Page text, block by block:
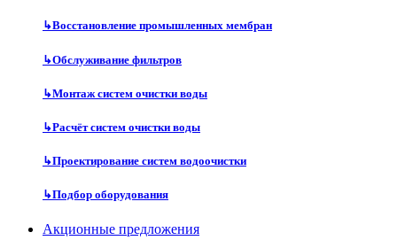
↳Восстановление промышленных мембран
↳Обслуживание фильтров
↳Монтаж систем очистки воды
↳Расчёт систем очистки воды
↳Проектирование систем водоочистки
↳Подбор оборудования
Акционные предложения